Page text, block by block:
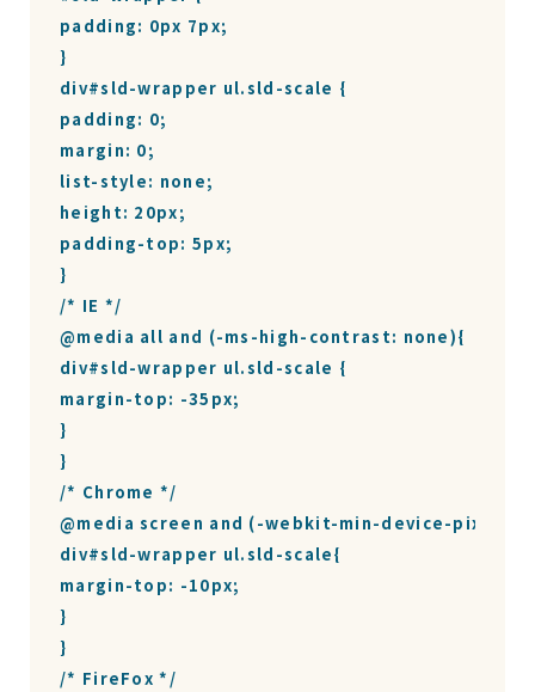
padding: 0px 7px;
}
div#sld-wrapper ul.sld-scale {
padding: 0;
margin: 0;
list-style: none;
height: 20px;
padding-top: 5px;
}
/* IE */
@media all and (-ms-high-contrast: none){
div#sld-wrapper ul.sld-scale {
margin-top: -35px;
}
}
/* Chrome */
@media screen and (-webkit-min-device-pixel-
div#sld-wrapper ul.sld-scale{
margin-top: -10px;
}
}
/* FireFox */